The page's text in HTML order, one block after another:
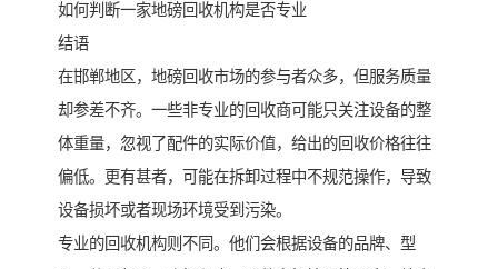
如何判断一家地磅回收机构是否专业
结语
在邯郸地区，地磅回收市场的参与者众多，但服务质量
却参差不齐。一些非专业的回收商可能只关注设备的整
体重量，忽视了配件的实际价值，给出的回收价格往往
偏低。更有甚者，可能在拆卸过程中不规范操作，导致
设备损坏或者现场环境受到污染。
专业的回收机构则不同。他们会根据设备的品牌、型